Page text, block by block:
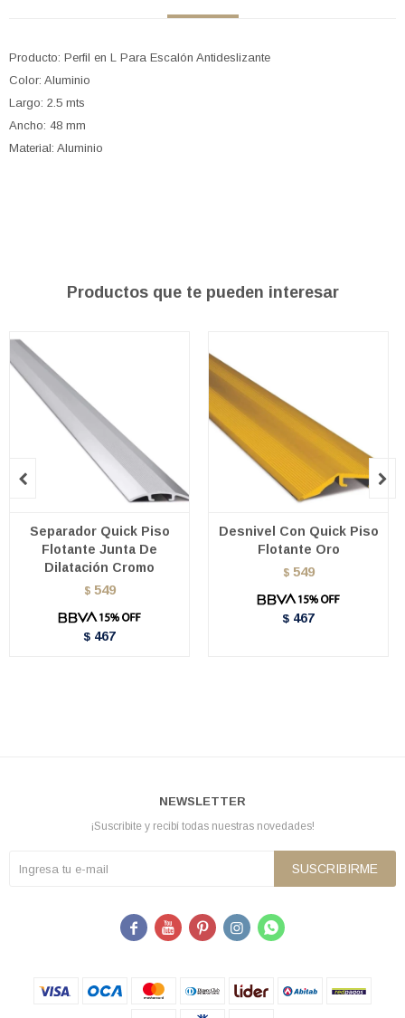
Producto: Perfil en L Para Escalón Antideslizante
Color: Aluminio
Largo: 2.5 mts
Ancho: 48 mm
Material: Aluminio
Productos que te pueden interesar
Separador Quick Piso
Flotante Junta De
Dilatación Cromo
$ 549
$ 467
Desnivel Con Quick Piso
Flotante Oro
$ 549
$ 467
 
NEWSLETTER
¡Suscribite y recibí todas nuestras novedades!
SUSCRIBIRME
    